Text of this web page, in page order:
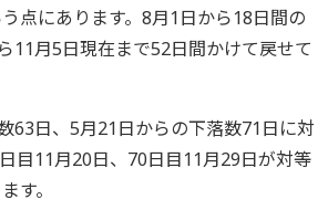
点にあります。8月1日から18日間の
11月5日現在まで52日間かけて戻せて
63日、5月21日からの下落数71日に対
目11月20日、70日目11月29日が対等
す。